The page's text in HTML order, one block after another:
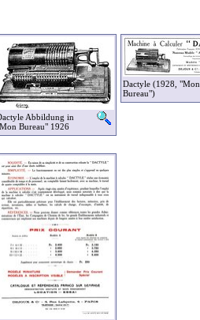
Abbildung in
Bureau" 1926
Dactyle (1928, "Mon
Bureau")